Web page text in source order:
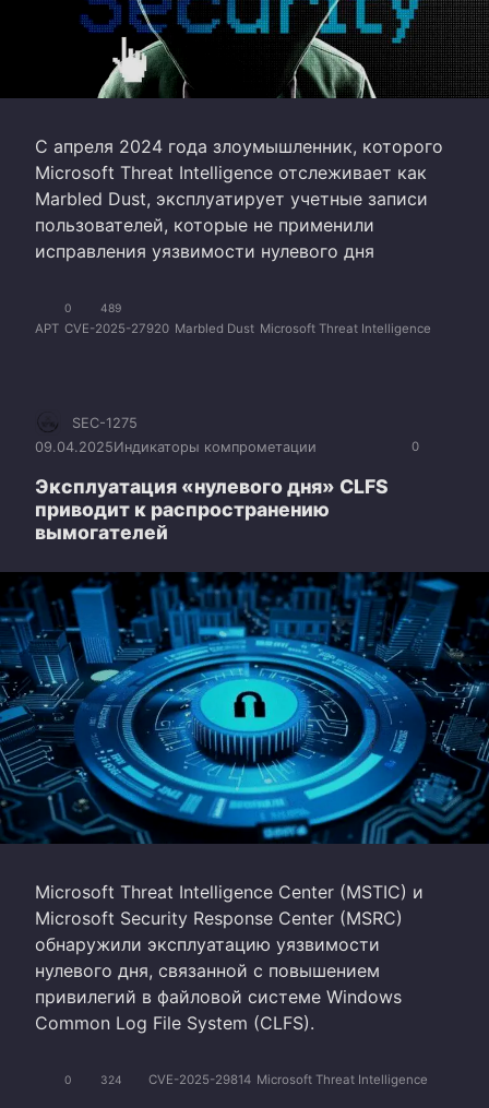
С апреля 2024 года злоумышленник, которого
Microsoft Threat Intelligence отслеживает как
Marbled Dust, эксплуатирует учетные записи
пользователей, которые не применили
исправления уязвимости нулевого дня
0 489
APT CVE-2025-27920 Marbled Dust Microsoft Threat Intelligence
0
SEC-1275
09.04.2025Индикаторы компрометации
Эксплуатация «нулевого дня» CLFS
приводит к распространению
вымогателей
Microsoft Threat Intelligence Center (MSTIC) и
Microsoft Security Response Center (MSRC)
обнаружили эксплуатацию уязвимости
нулевого дня, связанной с повышением
привилегий в файловой системе Windows
Common Log File System (CLFS).
0 324 CVE-2025-29814 Microsoft Threat Intelligence